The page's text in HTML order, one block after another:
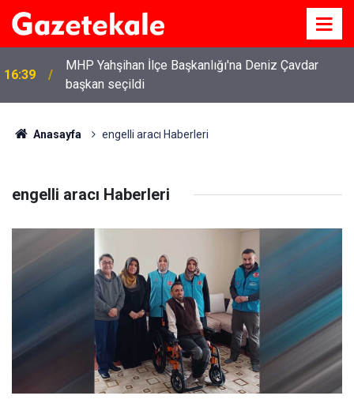
16:39
MHP Yahşihan İlçe Başkanlığı'na Deniz Çavdar
başkan seçildi
Anasayfa engelli aracı Haberleri
engelli aracı Haberleri